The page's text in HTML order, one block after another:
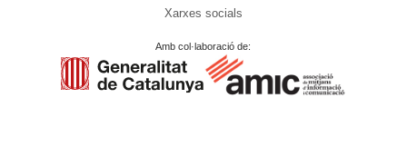
Xarxes socials
Amb col·laboració de: